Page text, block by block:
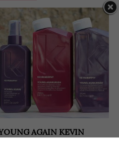
AGAIN KEVIN
nueva forma de
que comemos
de Addict Smile. Aqui
lifestyle lleno de sonrisas: